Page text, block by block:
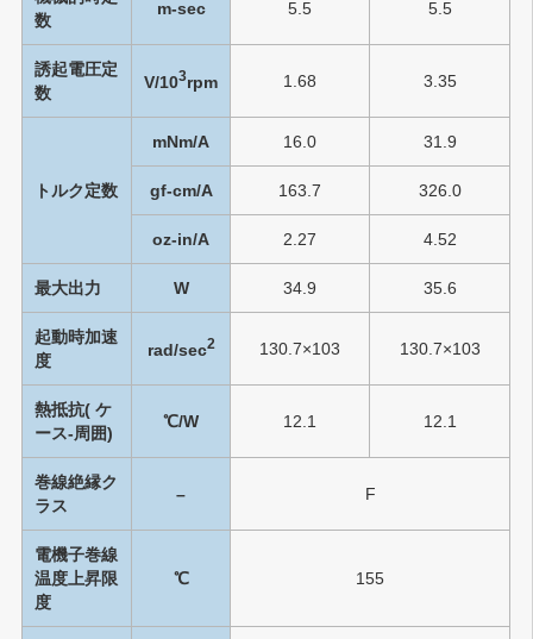
数
m-sec 5.5 5.5
誘起電圧定
数
V/103rpm 1.68 3.35
トルク定数
mNm/A 16.0 31.9
gf-cm/A 163.7 326.0
oz-in/A 2.27 4.52
最大出力 W 34.9 35.6
起動時加速
度
rad/sec2 130.7×103 130.7×103
熱抵抗( ケ
ース-周囲)
℃/W 12.1 12.1
巻線絶縁ク
ラス
– F
電機子巻線
温度上昇限
度
℃ 155